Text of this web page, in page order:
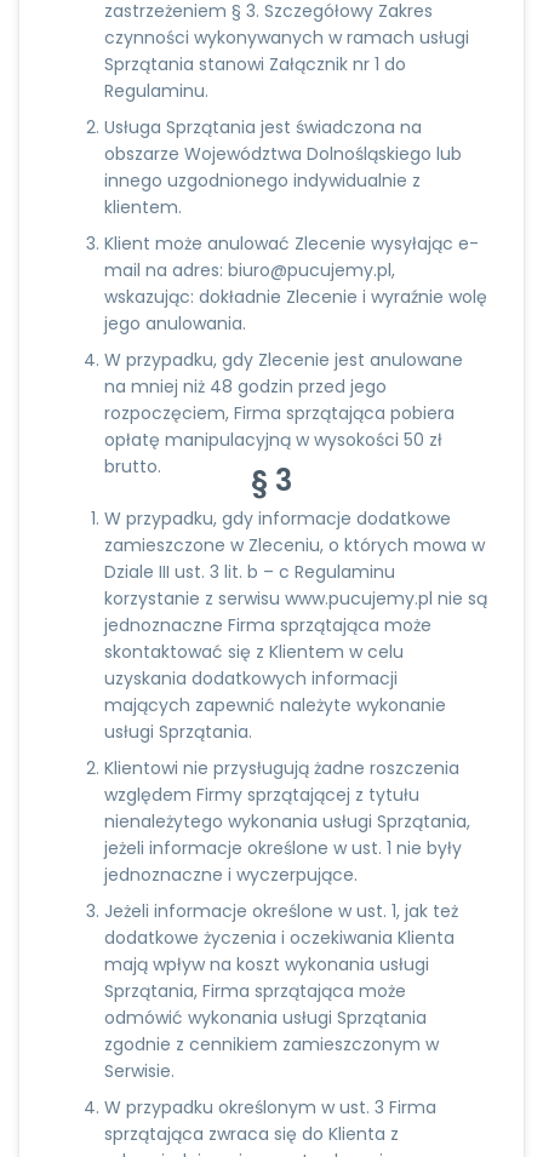
zastrzeżeniem § 3. Szczegółowy Zakres
czynności wykonywanych w ramach usługi
Sprzątania stanowi Załącznik nr 1 do
Regulaminu.
Usługa Sprzątania jest świadczona na
obszarze Województwa Dolnośląskiego lub
innego uzgodnionego indywidualnie z
klientem.
Klient może anulować Zlecenie wysyłając e-
mail na adres: biuro@pucujemy.pl,
wskazując: dokładnie Zlecenie i wyraźnie wolę
jego anulowania.
W przypadku, gdy Zlecenie jest anulowane
na mniej niż 48 godzin przed jego
rozpoczęciem, Firma sprzątająca pobiera
opłatę manipulacyjną w wysokości 50 zł
brutto.
§ 3
W przypadku, gdy informacje dodatkowe
zamieszczone w Zleceniu, o których mowa w
Dziale III ust. 3 lit. b – c Regulaminu
korzystanie z serwisu www.pucujemy.pl nie są
jednoznaczne Firma sprzątająca może
skontaktować się z Klientem w celu
uzyskania dodatkowych informacji
mających zapewnić należyte wykonanie
usługi Sprzątania.
Klientowi nie przysługują żadne roszczenia
względem Firmy sprzątającej z tytułu
nienależytego wykonania usługi Sprzątania,
jeżeli informacje określone w ust. 1 nie były
jednoznaczne i wyczerpujące.
Jeżeli informacje określone w ust. 1, jak też
dodatkowe życzenia i oczekiwania Klienta
mają wpływ na koszt wykonania usługi
Sprzątania, Firma sprzątająca może
odmówić wykonania usługi Sprzątania
zgodnie z cennikiem zamieszczonym w
Serwisie.
W przypadku określonym w ust. 3 Firma
sprzątająca zwraca się do Klienta z